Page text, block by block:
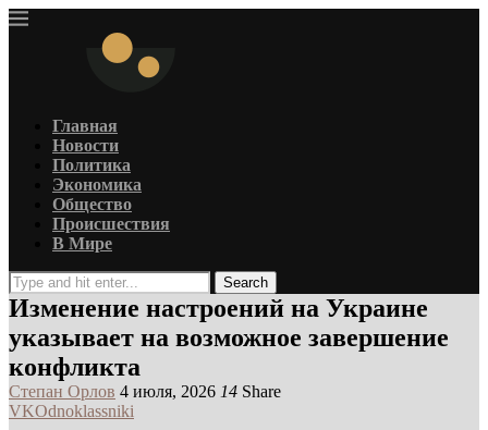
Главная
Новости
Политика
Экономика
Общество
Происшествия
В Мире
Search
Изменение настроений на Украине
указывает на возможное завершение
конфликта
Степан Орлов 4 июля, 2026 14 Share
VKOdnoklassniki